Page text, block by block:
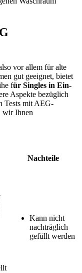
vor allem für alte
gut geeignet, bietet
für Singles in Ein-
Aspekte bezüglich
Tests mit AEG-
wir Ihnen
Nachteile
Kann nicht
nachträglich
gefüllt werden